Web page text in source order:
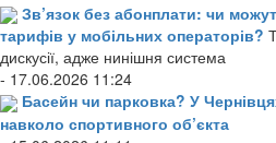
Зв’язок без абонплати: чи
тарифів у мобільних операторів?
дискусії, адже нинішня система
- 17.06.2026 11:24
Басейн чи парковка? У
навколо спортивного об’єкта